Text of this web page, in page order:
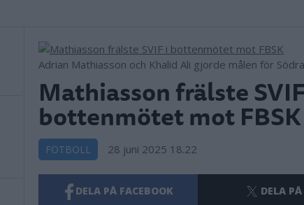
Adrian Mathiasson och Khalid Ali gjorde målen för
Mathiasson frälste
bottenmötet mot FBSK
FOTBOLL 28 juni 2025 18.22
DELA PÅ FACEBOOK DELA